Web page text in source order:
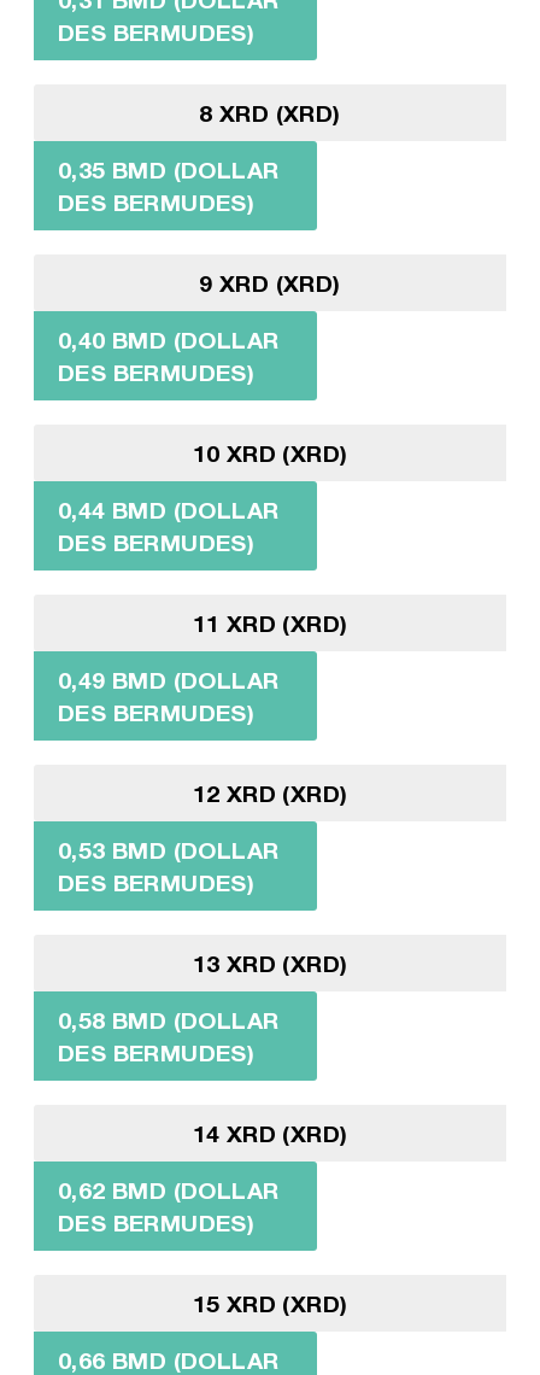
DES BERMUDES)
8 XRD (XRD)
0,35 BMD (DOLLAR
DES BERMUDES)
9 XRD (XRD)
0,40 BMD (DOLLAR
DES BERMUDES)
10 XRD (XRD)
0,44 BMD (DOLLAR
DES BERMUDES)
11 XRD (XRD)
0,49 BMD (DOLLAR
DES BERMUDES)
12 XRD (XRD)
0,53 BMD (DOLLAR
DES BERMUDES)
13 XRD (XRD)
0,58 BMD (DOLLAR
DES BERMUDES)
14 XRD (XRD)
0,62 BMD (DOLLAR
DES BERMUDES)
15 XRD (XRD)
0,66 BMD (DOLLAR